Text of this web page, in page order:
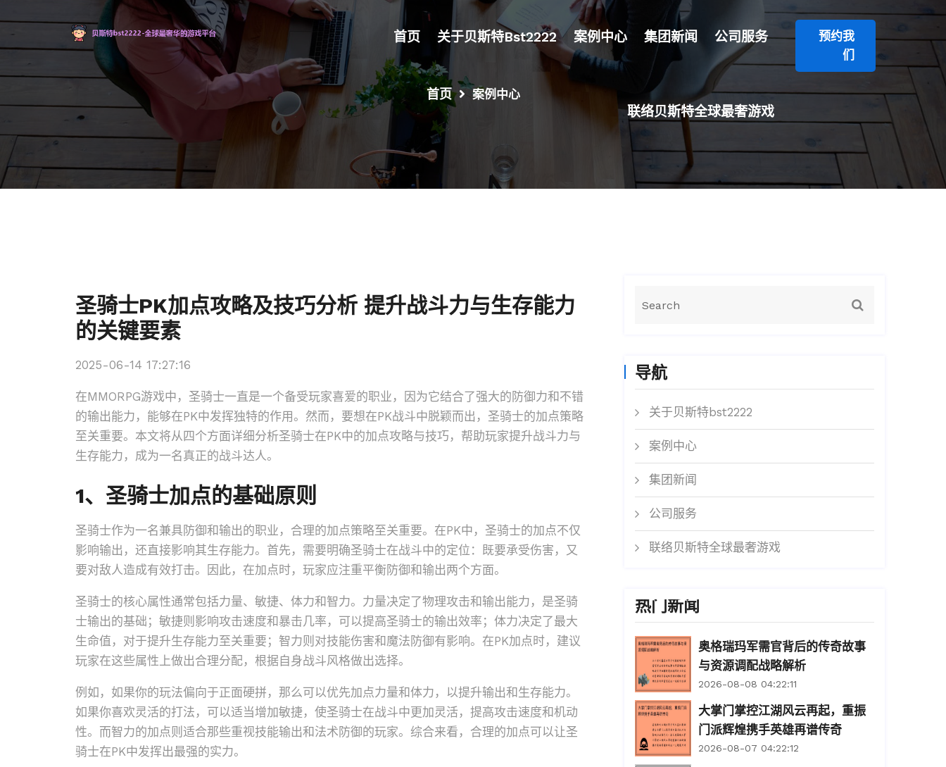
首页 关于贝斯特bst2222 案例中心 集团新闻 公司服务
联络贝斯特全球最奢游戏
预约我
们
首页 案例中心
圣骑士PK加点攻略及技巧分析 提升战斗力与生存能力
的关键要素
2025-06-14 17:27:16
在MMORPG游戏中，圣骑士一直是一个备受玩家喜爱的职业，因为它结合了强大的防御力和不错
的输出能力，能够在PK中发挥独特的作用。然而，要想在PK战斗中脱颖而出，圣骑士的加点策略
至关重要。本文将从四个方面详细分析圣骑士在PK中的加点攻略与技巧，帮助玩家提升战斗力与
生存能力，成为一名真正的战斗达人。
1、圣骑士加点的基础原则
圣骑士作为一名兼具防御和输出的职业，合理的加点策略至关重要。在PK中，圣骑士的加点不仅
影响输出，还直接影响其生存能力。首先，需要明确圣骑士在战斗中的定位：既要承受伤害，又
要对敌人造成有效打击。因此，在加点时，玩家应注重平衡防御和输出两个方面。
圣骑士的核心属性通常包括力量、敏捷、体力和智力。力量决定了物理攻击和输出能力，是圣骑
士输出的基础；敏捷则影响攻击速度和暴击几率，可以提高圣骑士的输出效率；体力决定了最大
生命值，对于提升生存能力至关重要；智力则对技能伤害和魔法防御有影响。在PK加点时，建议
玩家在这些属性上做出合理分配，根据自身战斗风格做出选择。
例如，如果你的玩法偏向于正面硬拼，那么可以优先加点力量和体力，以提升输出和生存能力。
如果你喜欢灵活的打法，可以适当增加敏捷，使圣骑士在战斗中更加灵活，提高攻击速度和机动
性。而智力的加点则适合那些重视技能输出和法术防御的玩家。综合来看，合理的加点可以让圣
骑士在PK中发挥出最强的实力。
导航
关于贝斯特bst2222
案例中心
集团新闻
公司服务
联络贝斯特全球最奢游戏
热门新闻
奥格瑞玛军需官背后的传奇故事
与资源调配战略解析
2026-08-08 04:22:11
大掌门掌控江湖风云再起，重振
门派辉煌携手英雄再谱传奇
2026-08-07 04:22:12